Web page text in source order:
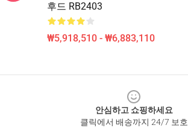
후드 RB2403
₩5,918,510 - ₩6,883,110
안심하고 쇼핑하세요
클릭에서 배송까지 24/7 보호